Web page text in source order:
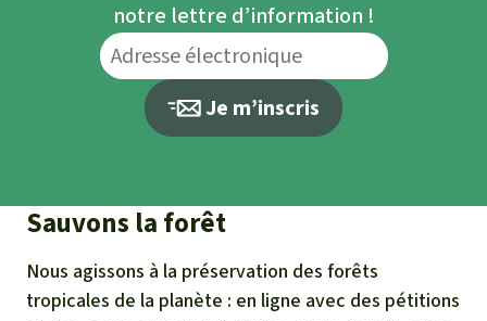
notre lettre d’information !
Je m’inscris
Sauvons la forêt
Nous agissons à la préservation des forêts
tropicales de la planète : en ligne avec des pétitions